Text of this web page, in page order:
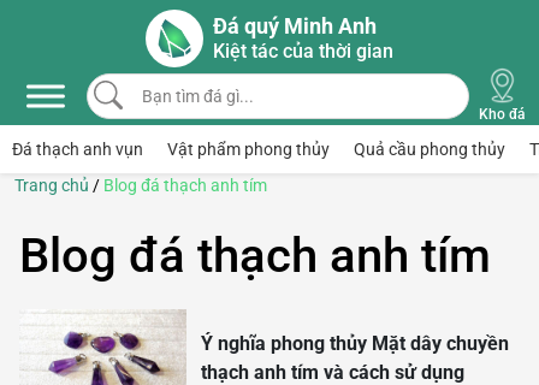
Skip to main content
Đá quý Minh Anh
Kiệt tác của thời gian
Bạn tìm đá gì...
Kho đá
Đá thạch anh vụn Vật phẩm phong thủy Quả cầu phong thủy
Trang chủ / Blog đá thạch anh tím
Blog đá thạch anh tím
Ý nghĩa phong thủy Mặt dây chuyền
thạch anh tím và cách sử dụng